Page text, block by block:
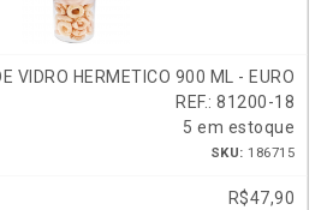
VIDRO HERMETICO 900 ML - EURO
REF.: 81200-18
5 em estoque
SKU: 186715
R$47,90